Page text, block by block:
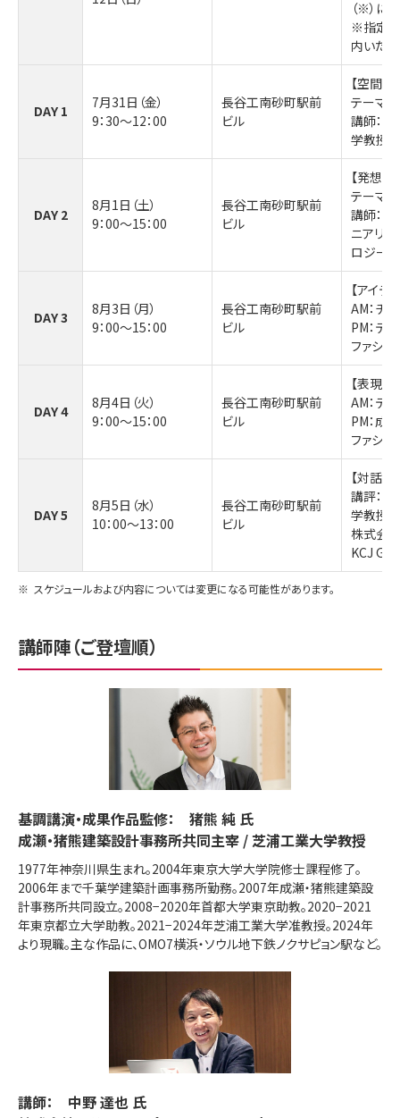
（※）に
※指定の
内いたし
DAY 1
7月31日（金）
9：30～12：00
長谷工南砂町駅前
ビル
【空間
テーマ：
講師：
学教授
DAY 2
8月1日（土）
9：00～15：00
長谷工南砂町駅前
ビル
【発想を
テーマ：
講師：
ニアリ
ロジー
DAY 3
8月3日（月）
9：00～15：00
長谷工南砂町駅前
ビル
【アイ
AM：チ
PM：デ
ファシ
DAY 4
8月4日（火）
9：00～15：00
長谷工南砂町駅前
ビル
【表現を
AM：デ
PM：成
ファシ
DAY 5
8月5日（水）
10：00～13：00
長谷工南砂町駅前
ビル
【対話
講評：
学教授
株式会
KCJ
※ スケジュールおよび内容については変更になる可能性があります。
講師陣（ご登壇順）
基調講演・成果作品監修： 猪熊 純 氏
成瀬・猪熊建築設計事務所共同主宰 / 芝浦工業大学教授
1977年神奈川県生まれ。2004年東京大学大学院修士課程修了。
2006年まで千葉学建築計画事務所勤務。2007年成瀬・猪熊建築設
計事務所共同設立。2008−2020年首都大学東京助教。2020−2021
年東京都立大学助教。2021−2024年芝浦工業大学准教授。2024年
より現職。主な作品に、OMO7横浜・ソウル地下鉄ノクサピョン駅など。
講師： 中野 達也 氏